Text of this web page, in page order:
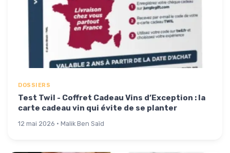
DOSSIERS
Test Twil - Coffret Cadeau Vins d’Exception : la
carte cadeau vin qui évite de se planter
12 mai 2026 · Malik Ben Saïd